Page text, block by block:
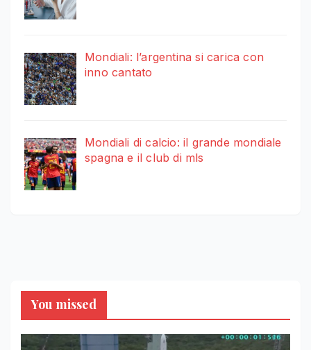
Mondiali: l’argentina si carica con
inno cantato
Mondiali di calcio: il grande mondiale
spagna e il club di mls
You missed